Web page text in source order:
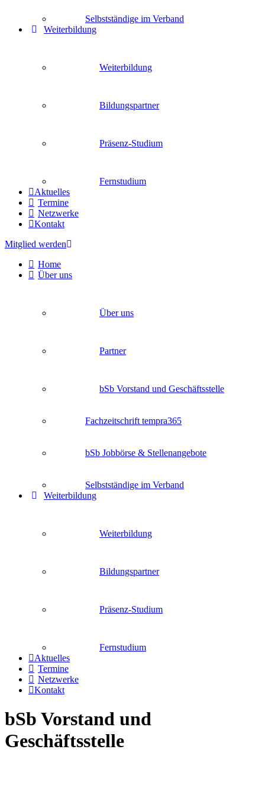
Selbstständige im Verband
Weiterbildung
Weiterbildung
Bildungspartner
Präsenz-Studium
Fernstudium
Aktuelles
Termine
Netzwerke
Kontakt
Mitglied werden
Home
Über uns
Über uns
Partner
bSb Vorstand und Geschäftsstelle
Fachzeitschrift tempra365
bSb Jobbörse & Stellenangebote
Selbstständige im Verband
Weiterbildung
Weiterbildung
Bildungspartner
Präsenz-Studium
Fernstudium
Aktuelles
Termine
Netzwerke
Kontakt
bSb Vorstand und
Geschäftsstelle